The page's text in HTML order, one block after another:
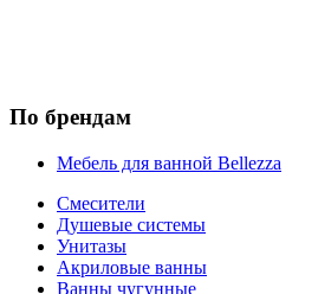
По брендам
Мебель для ванной Bellezza
Смесители
Душевые системы
Унитазы
Акриловые ванны
Ванны чугунные